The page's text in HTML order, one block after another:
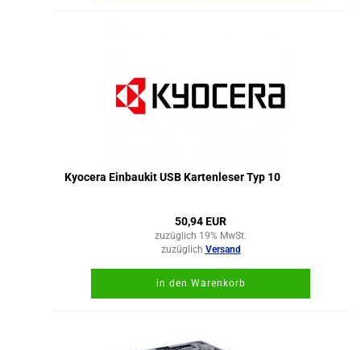
Kyocera Einbaukit USB Kartenleser Typ 10
50,94 EUR
zuzüglich 19% MwSt.
zuzüglich Versand
in den Warenkorb